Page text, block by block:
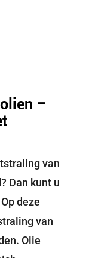
–
van
Dan kunt u
deze
van
Olie